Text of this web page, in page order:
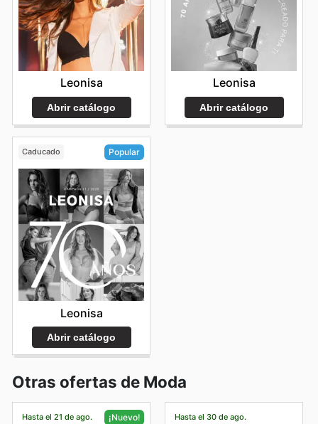
Leonisa
Abrir catálogo
Leonisa
Abrir catálogo
Caducado Popular
Leonisa
Abrir catálogo
Otras ofertas de Moda
Hasta el 21 de ago. ¡Nuevo! Hasta el 30 de ago.